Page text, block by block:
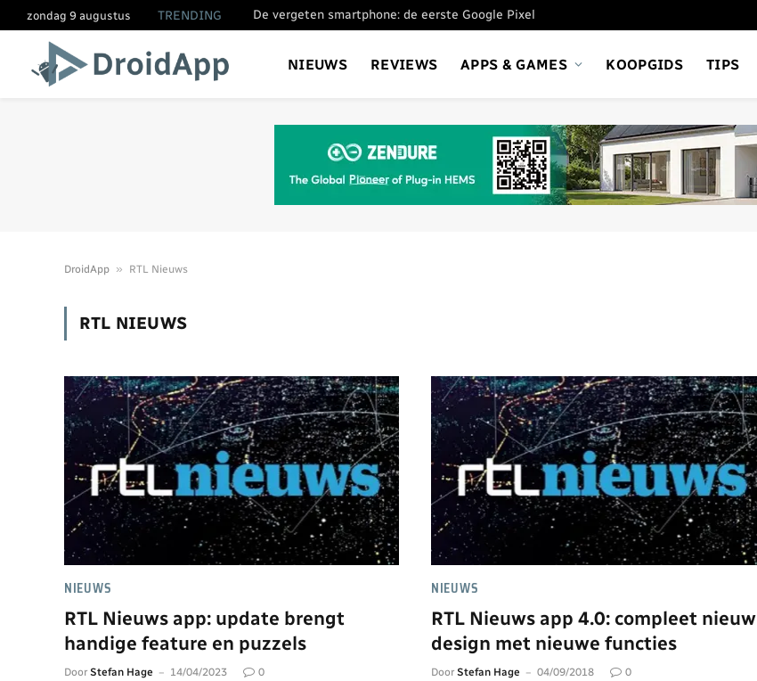
zondag 9 augustus TRENDING De vergeten smartphone: de eerste Google Pixel
NIEUWS REVIEWS APPS & GAMES KOOPGIDS TIPS
DroidApp » RTL Nieuws
RTL NIEUWS
NIEUWS
RTL Nieuws app: update brengt
handige feature en puzzels
Door Stefan Hage 14/04/2023 0
NIEUWS
RTL Nieuws app 4.0: compleet nieuw
design met nieuwe functies
Door Stefan Hage 04/09/2018 0